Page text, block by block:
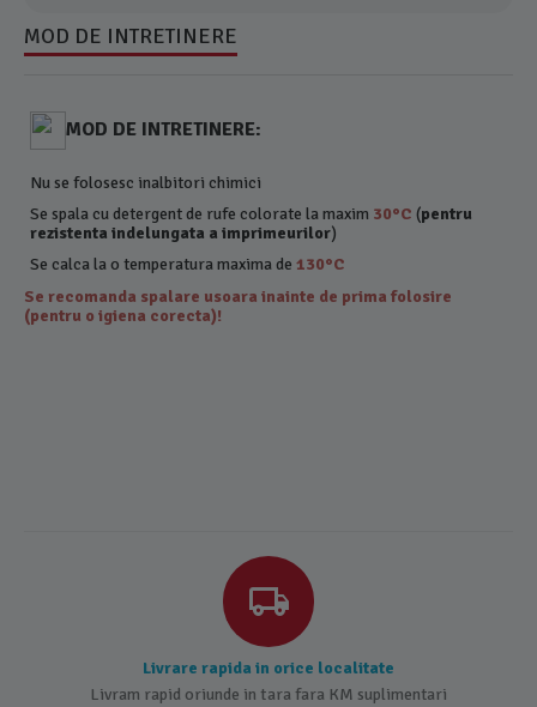
MOD DE INTRETINERE
MOD DE INTRETINERE:
Nu se folosesc inalbitori chimici
Se spala cu detergent de rufe colorate la maxim 30°C (pentru
rezistenta indelungata a imprimeurilor)
Se calca la o temperatura maxima de130°C
Se recomanda spalare usoara inainte de prima folosire
(pentru o igiena corecta)!
Livrare rapida in orice localitate
Livram rapid oriunde in tara fara KM suplimentari